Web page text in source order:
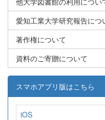
愛知工業大学研究報告につ
著作権について
資料のご寄贈について
スマホアプリ版はこちら
iOS